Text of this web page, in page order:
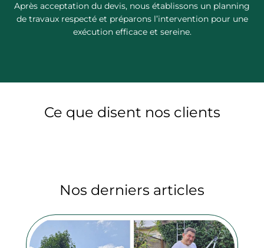
Après acceptation du devis, nous établissons un planning
de travaux respecté et préparons l’intervention pour une
exécution efficace et sereine.
Ce que disent nos clients
Nos derniers articles